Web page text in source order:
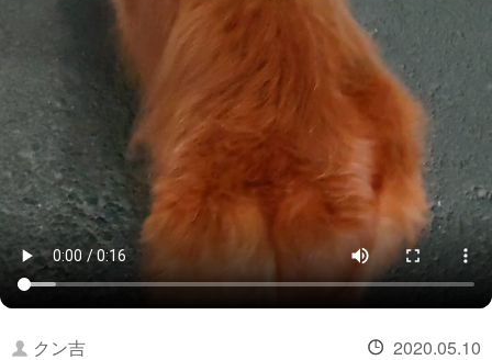
クン吉
2020.05.10